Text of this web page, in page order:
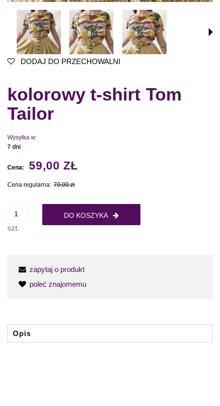
DODAJ DO PRZECHOWALNI
kolorowy t-shirt Tom
Tailor
Wysyłka w:
7 dni
Cena: 59,00 ZŁ
Cena regularna: 79,00 zł
szt.
DO KOSZYKA
zapytaj o produkt
poleć znajomemu
Opis